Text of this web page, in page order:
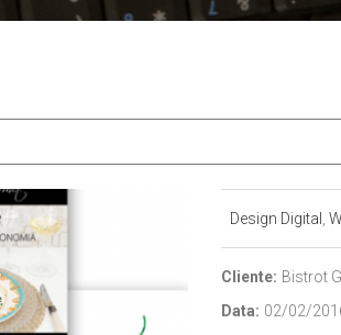
Design Digital
Cliente: Bistrot
Data: 02/02/